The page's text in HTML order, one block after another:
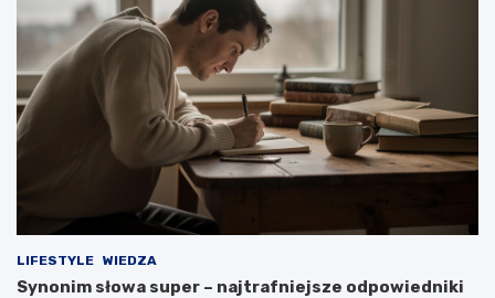
LIFESTYLE WIEDZA
Synonim słowa super – najtrafniejsze odpowiedniki